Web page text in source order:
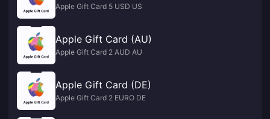
Apple Gift Card 5 USD US
Apple Gift Card (AU)
Apple Gift Card 2 AUD AU
Apple Gift Card (DE)
Apple Gift Card 2 EURO DE